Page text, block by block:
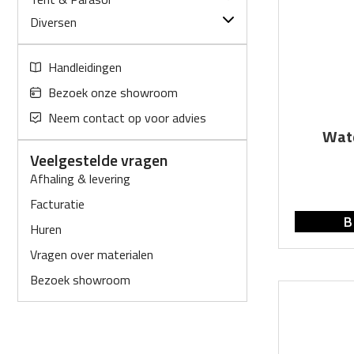
Vazen en kaarshouders
Warmen
Koelen
Warme dranken
Klein keukenmateriaal
Afwas
Parasol
Plooitenten
Diversen
Verlichting
Verwarming
Overig
Afhaalbox/nachtsluis
Vloerbekleding
Handmatig transport
Brandblusser
Handleidingen
Bezoek onze showroom
Neem contact op voor advies
Veelgestelde vragen
Afhaling & levering
Facturatie
Huren
Vragen over materialen
Bezoek showroom